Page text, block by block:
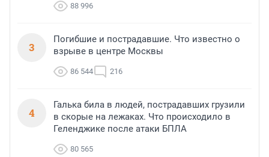
88 996
3
Погибшие и пострадавшие. Что известно о
взрыве в центре Москвы
86 544 216
4
Галька била в людей, пострадавших грузили
в скорые на лежаках. Что происходило в
Геленджике после атаки БПЛА
80 565